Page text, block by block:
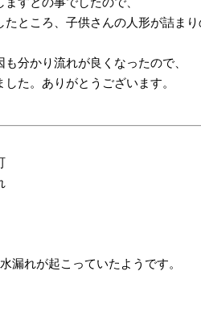
ところ、子供さんの人形が詰まり
分かり流れが良くなったので、
た。ありがとうございます。
漏れが起こっていたようです。